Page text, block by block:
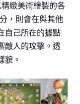
緻美術繪製的各
，則會在與其他
自己所在的據點
敵人的攻擊。透
貌。